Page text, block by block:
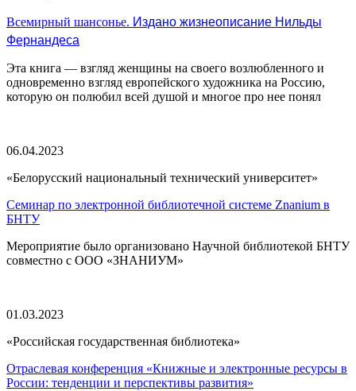
Всемирный шансонье. Издано жизнеописание Нильды
Фернандеса
Эта книга — взгляд женщины на своего возлюбленного и
одновременно взгляд европейского художника на Россию,
которую он полюбил всей душой и многое про нее понял
06.04.2023
«Белорусский национальный технический университет»
Семинар по электронной библиотечной системе Znanium в
БНТУ
Мероприятие было организовано Научной библиотекой БНТУ
совместно с ООО «ЗНАНИУМ»
01.03.2023
«Российская государственная библиотека»
Отраслевая конференция «Книжные и электронные ресурсы в
России: тенденции и перспективы развития»